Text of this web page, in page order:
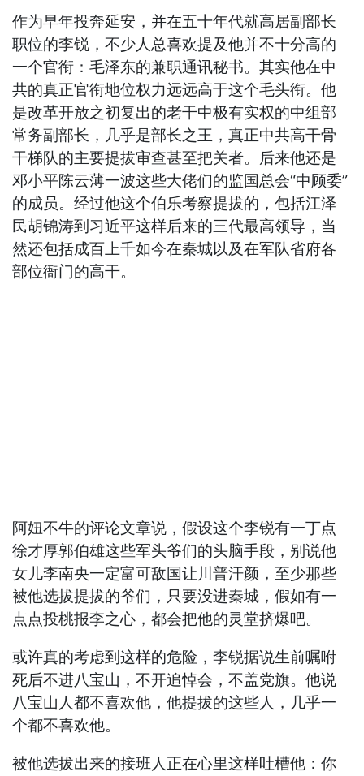
作为早年投奔延安，并在五十年代就高居副部长
职位的李锐，不少人总喜欢提及他并不十分高的
一个官衔：毛泽东的兼职通讯秘书。其实他在中
共的真正官衔地位权力远远高于这个毛头衔。他
是改革开放之初复出的老干中极有实权的中组部
常务副部长，几乎是部长之王，真正中共高干骨
干梯队的主要提拔审查甚至把关者。后来他还是
邓小平陈云薄一波这些大佬们的监国总会“中顾委”
的成员。经过他这个伯乐考察提拔的，包括江泽
民胡锦涛到习近平这样后来的三代最高领导，当
然还包括成百上千如今在秦城以及在军队省府各
部位衙门的高干。
阿妞不牛的评论文章说，假设这个李锐有一丁点
徐才厚郭伯雄这些军头爷们的头脑手段，别说他
女儿李南央一定富可敌国让川普汗颜，至少那些
被他选拔提拔的爷们，只要没进秦城，假如有一
点点投桃报李之心，都会把他的灵堂挤爆吧。
或许真的考虑到这样的危险，李锐据说生前嘱咐
死后不进八宝山，不开追悼会，不盖党旗。他说
八宝山人都不喜欢他，他提拔的这些人，几乎一
个都不喜欢他。
被他选拔出来的接班人正在心里这样吐槽他：你